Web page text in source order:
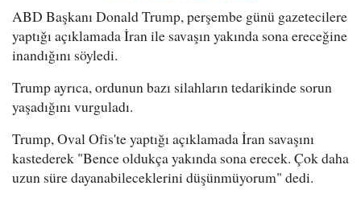
ABD Başkanı Donald Trump, perşembe günü gazetecilere
yaptığı açıklamada İran ile savaşın yakında sona ereceğine
inandığını söyledi.
Trump ayrıca, ordunun bazı silahların tedarikinde sorun
yaşadığını vurguladı.
Trump, Oval Ofis'te yaptığı açıklamada İran savaşını
kastederek "Bence oldukça yakında sona erecek. Çok daha
uzun süre dayanabileceklerini düşünmüyorum" dedi.